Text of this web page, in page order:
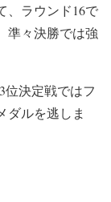
、ラウンド16で
準々決勝では強
位決定戦ではフ
ダルを逃しま